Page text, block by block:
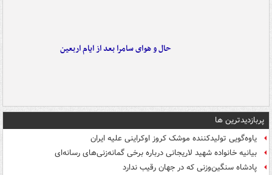
حال و هوای سامرا بعد از ایام اربعین
پربازدیدترین ها
یاوه‌گویی تولیدکننده موشک کروز اوکراینی علیه ایران
بیانیه خانواده شهید لاریجانی درباره برخی گمانه‌زنی‌های رسانه‌ای
پادشاه سنگین‌وزنی که در جهان رقیب ندارد